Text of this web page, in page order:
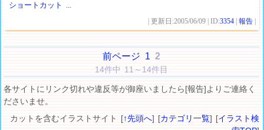
ショートカット
...
| 更新日:2005/06/09 | ID:3354 |報告
前ページ 1 2
14件中 11～14件目
各サイトにリンク切れや違反等が御座いましたら[報告]よりご連絡く
ださいませ。
カットを含むイラストサイト [↑先頭へ] [カテゴリ一覧] [イラスト検